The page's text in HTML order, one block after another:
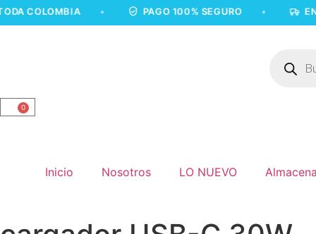
• PAGO 100% SEGURO • ENVÍOS A
0
Inicio Nosotros LO NUEVO